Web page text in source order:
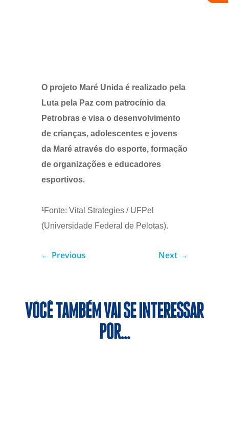
O projeto Maré Unida é realizado pela
Luta pela Paz com patrocínio da
Petrobras e visa o desenvolvimento
de crianças, adolescentes e jovens
da Maré através do esporte, formação
de organizações e educadores
esportivos.
¹Fonte: Vital Strategies / UFPel
(Universidade Federal de Pelotas).
← Previous Next →
VOCÊ TAMBÉM VAI SE INTERESSAR
POR…